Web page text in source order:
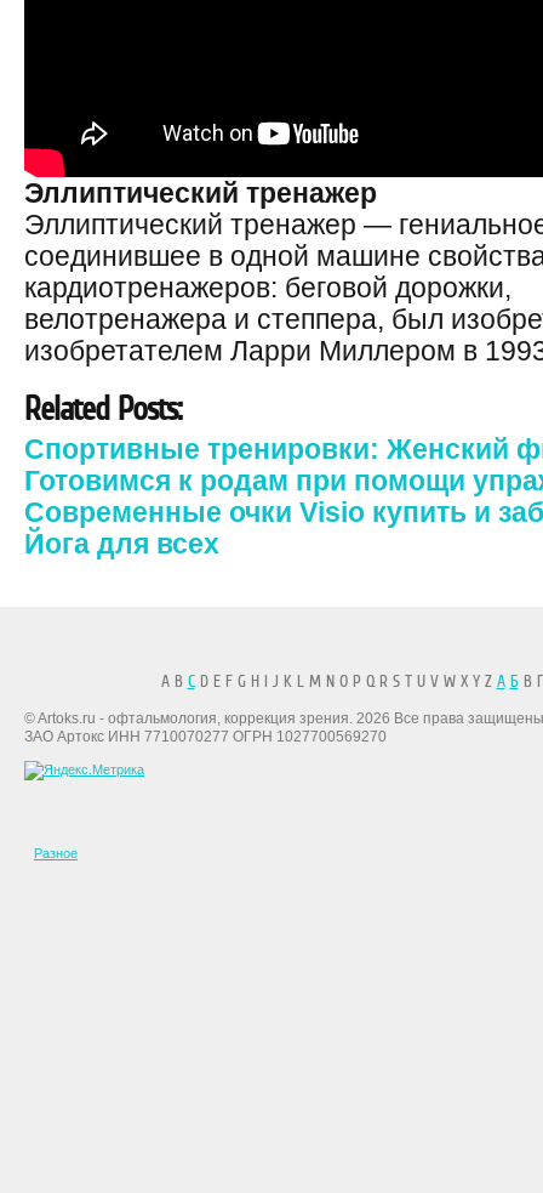
Эллиптический тренажер
Эллиптический тренажер —
соединившее в одной машине
кардиотренажеров: беговой дорожки,
велотренажера и степпера, был
изобретателем Ларри Миллером в
Related Posts:
Спортивные тренировки: Женский
Готовимся к родам при помощи
Современные очки Visio купить и
Йога для всех
A B CD E F G H I J K L M N O P Q R S T U V W X Y Z А БВ
© Artoks.ru - офтальмология, коррекция зрения. 2026 Все права
ЗАО Артокс ИНН 7710070277 ОГРН 1027700569270
Разное